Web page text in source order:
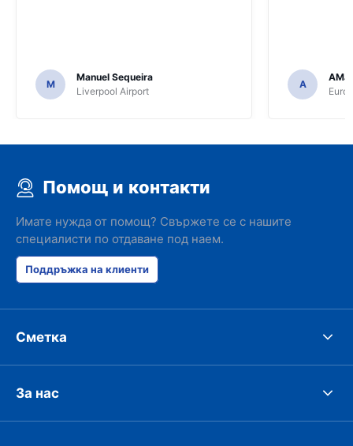
M
Manuel Sequeira
Liverpool Airport
A
Помощ и контакти
Имате нужда от помощ? Свържете се с нашите
специалисти по отдаване под наем.
Поддръжка на клиенти
Сметка
За нас